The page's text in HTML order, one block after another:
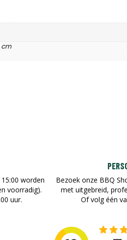
worden
voorradig).
uur.
Bezoek onze BBQ
met uitgebreid,
Of volg één